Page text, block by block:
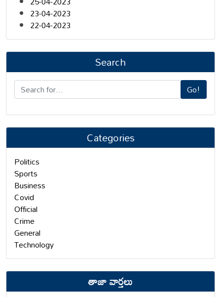
23-04-2023
22-04-2023
Search
Go!
Categories
Politics
Sports
Business
Covid
Official
Crime
General
Technology
తాజా వార్తలు